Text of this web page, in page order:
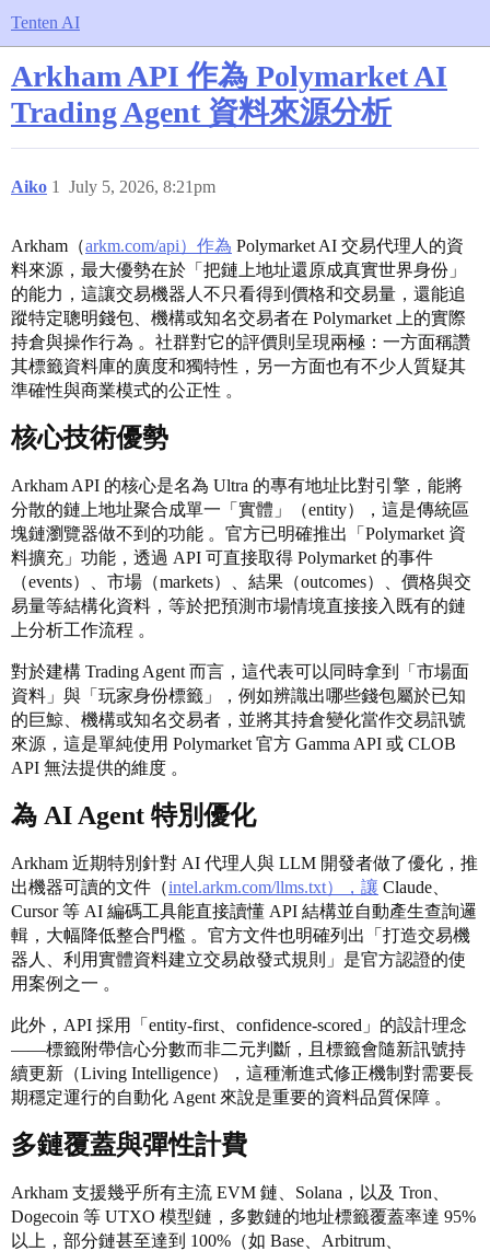
Tenten AI
Arkham API 作為 Polymarket AI
Trading Agent 資料來源分析
Aiko July 5, 2026, 8:21pm
1
Arkham（arkm.com/api）作為 Polymarket AI 交易代理人的資
料來源，最大優勢在於「把鏈上地址還原成真實世界身份」
的能力，這讓交易機器人不只看得到價格和交易量，還能追
蹤特定聰明錢包、機構或知名交易者在 Polymarket 上的實際
持倉與操作行為 。社群對它的評價則呈現兩極：一方面稱讚
其標籤資料庫的廣度和獨特性，另一方面也有不少人質疑其
準確性與商業模式的公正性 。
核心技術優勢
Arkham API 的核心是名為 Ultra 的專有地址比對引擎，能將
分散的鏈上地址聚合成單一「實體」（entity），這是傳統區
塊鏈瀏覽器做不到的功能 。官方已明確推出「Polymarket 資
料擴充」功能，透過 API 可直接取得 Polymarket 的事件
（events）、市場（markets）、結果（outcomes）、價格與交
易量等結構化資料，等於把預測市場情境直接接入既有的鏈
上分析工作流程 。
對於建構 Trading Agent 而言，這代表可以同時拿到「市場面
資料」與「玩家身份標籤」，例如辨識出哪些錢包屬於已知
的巨鯨、機構或知名交易者，並將其持倉變化當作交易訊號
來源，這是單純使用 Polymarket 官方 Gamma API 或 CLOB
API 無法提供的維度 。
為 AI Agent 特別優化
Arkham 近期特別針對 AI 代理人與 LLM 開發者做了優化，推
出機器可讀的文件（intel.arkm.com/llms.txt），讓 Claude、
Cursor 等 AI 編碼工具能直接讀懂 API 結構並自動產生查詢邏
輯，大幅降低整合門檻 。官方文件也明確列出「打造交易機
器人、利用實體資料建立交易啟發式規則」是官方認證的使
用案例之一 。
此外，API 採用「entity-first、confidence-scored」的設計理念
——標籤附帶信心分數而非二元判斷，且標籤會隨新訊號持
續更新（Living Intelligence），這種漸進式修正機制對需要長
期穩定運行的自動化 Agent 來說是重要的資料品質保障 。
多鏈覆蓋與彈性計費
Arkham 支援幾乎所有主流 EVM 鏈、Solana，以及 Tron、
Dogecoin 等 UTXO 模型鏈，多數鏈的地址標籤覆蓋率達 95%
以上，部分鏈甚至達到 100%（如 Base、Arbitrum、